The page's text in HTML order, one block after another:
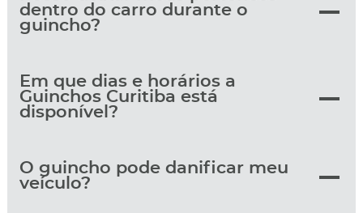
dentro do carro durante o
guincho?
Em que dias e horários a
Guinchos Curitiba está
disponível?
O guincho pode danificar meu
veículo?